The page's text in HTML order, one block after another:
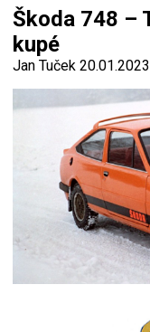
Škoda 748 –
kupé
Jan Tuček